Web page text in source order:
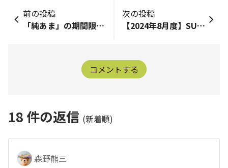
前の投稿
「純あま」の期間限定コラボメニュー！
次の投稿
【2024年8月度】SUNSUNアワード発表！
コメントする
18 件の返信 (新着順)
森野熊三